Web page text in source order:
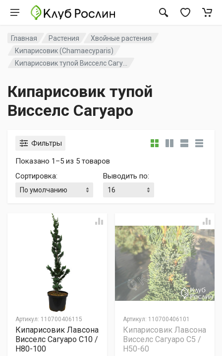
Главная Растения
Хвойные растения
Кипарисовик (Chamaecyparis)
Кипарисовик тупой Висселс Сагу...
Кипарисовик тупой
Висселс Сагуаро
Фильтры
Показано 1–5 из 5 товаров
Сортировка: Выводить по:
Артикул: 110700406115
Кипарисовик Лавсона
Висселс Сагуаро C10 /
H80-100
Артикул: 110700406101
Кипарисовик Лавсона
Висселс Сагуаро C5 /
H50-60